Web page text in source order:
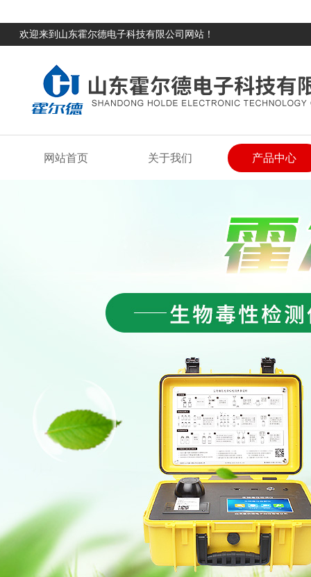
欢迎来到山东霍尔德电子科技有限公司网站！
网站首页 关于我们 产品中心